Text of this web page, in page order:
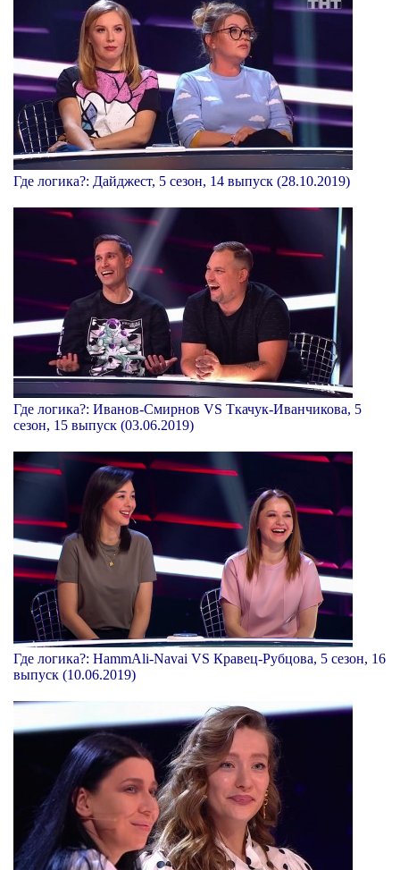
Где логика?: Дайджест, 5 сезон, 14 выпуск (28.10.2019)
Где логика?: Иванов-Смирнов VS Ткачук-Иванчикова, 5
сезон, 15 выпуск (03.06.2019)
Где логика?: HammAli-Navai VS Кравец-Рубцова, 5 сезон, 16
выпуск (10.06.2019)